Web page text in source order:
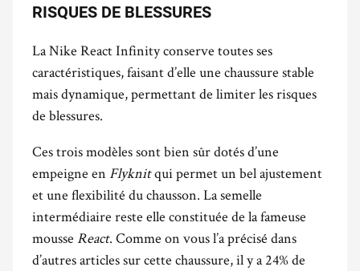
RISQUES DE BLESSURES
La Nike React Infinity conserve toutes ses
caractéristiques, faisant d’elle une chaussure stable
mais dynamique, permettant de limiter les risques
de blessures.
Ces trois modèles sont bien sûr dotés d’une
empeigne en Flyknitqui permet un bel ajustement
et une flexibilité du chausson. La semelle
intermédiaire reste elle constituée de la fameuse
mousse React. Comme on vous l’a précisé dans
d’autres articles sur cette chaussure, il y a 24% de